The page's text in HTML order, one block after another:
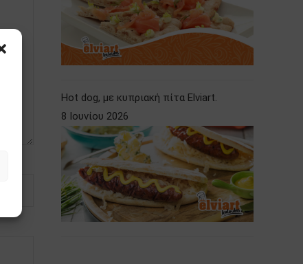
Hot dog, με κυπριακή πίτα Elviart.
8 Ιουνίου 2026